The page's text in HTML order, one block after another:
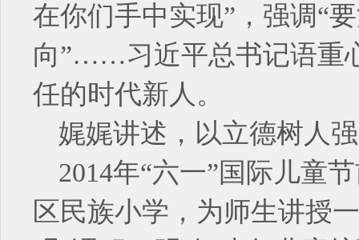
在你们手中实现”，强调“
向”……习近平总书记语重
任的时代新人。
娓娓讲述，以立德树人
2014年“六一”国际儿童
区民族小学，为师生讲授